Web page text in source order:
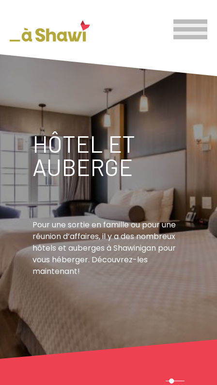
HÔTEL ET
AUBERGE
Pour une sortie en famille ou pour une
réunion d’affaires, il y a des nombreux
hôtels et auberges à Shawinigan pour
vous héberger. Découvrez-les
maintenant!